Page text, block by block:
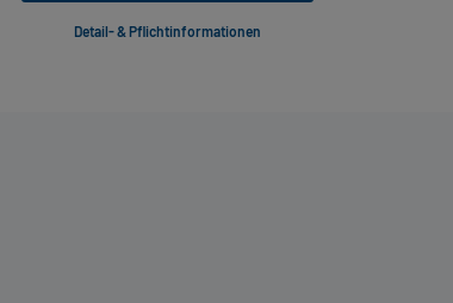
Detail- & Pflichtinformationen